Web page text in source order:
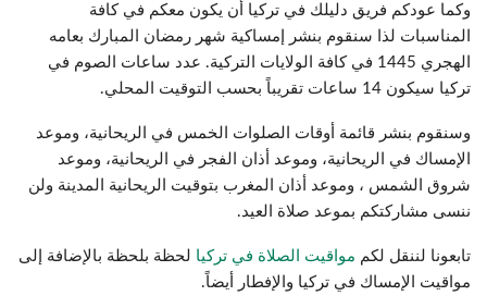
وكما عودكم فريق دليلك في تركيا أن يكون معكم في كافة
المناسبات لذا سنقوم بنشر إمساكية شهر رمضان المبارك بعامه
الهجري 1445 في كافة الولايات التركية. عدد ساعات الصوم في
تركيا سيكون 14 ساعات تقريباً بحسب التوقيت المحلي.
وسنقوم بنشر قائمة أوقات الصلوات الخمس في الريحانية، وموعد
الإمساك في الريحانية، وموعد أذان الفجر في الريحانية، وموعد
شروق الشمس ، وموعد أذان المغرب بتوقيت الريحانية المدينة ولن
ننسى مشاركتكم بموعد صلاة العيد.
تابعونا لننقل لكم مواقيت الصلاة في تركيا لحظة بلحظة بالإضافة إلى
مواقيت الإمساك في تركيا والإفطار أيضاً.